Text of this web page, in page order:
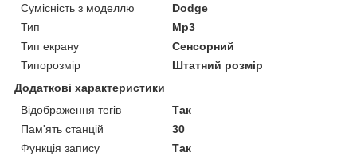
Сумісність з моделлю
Dodge
Тип
Mp3
Тип екрану
Сенсорний
Типорозмір
Штатний розмір
Додаткові характеристики
Відображення тегів
Так
Пам'ять станцій
30
Функція запису
Так